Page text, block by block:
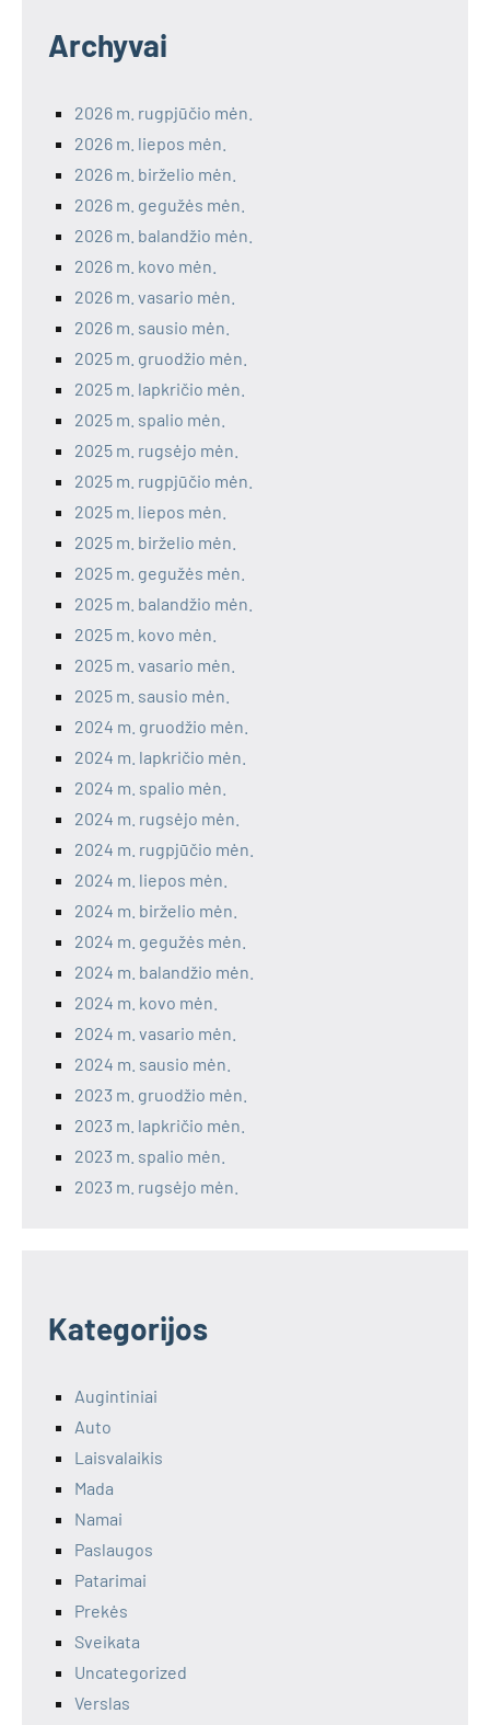
Archyvai
2026 m. rugpjūčio mėn.
2026 m. liepos mėn.
2026 m. birželio mėn.
2026 m. gegužės mėn.
2026 m. balandžio mėn.
2026 m. kovo mėn.
2026 m. vasario mėn.
2026 m. sausio mėn.
2025 m. gruodžio mėn.
2025 m. lapkričio mėn.
2025 m. spalio mėn.
2025 m. rugsėjo mėn.
2025 m. rugpjūčio mėn.
2025 m. liepos mėn.
2025 m. birželio mėn.
2025 m. gegužės mėn.
2025 m. balandžio mėn.
2025 m. kovo mėn.
2025 m. vasario mėn.
2025 m. sausio mėn.
2024 m. gruodžio mėn.
2024 m. lapkričio mėn.
2024 m. spalio mėn.
2024 m. rugsėjo mėn.
2024 m. rugpjūčio mėn.
2024 m. liepos mėn.
2024 m. birželio mėn.
2024 m. gegužės mėn.
2024 m. balandžio mėn.
2024 m. kovo mėn.
2024 m. vasario mėn.
2024 m. sausio mėn.
2023 m. gruodžio mėn.
2023 m. lapkričio mėn.
2023 m. spalio mėn.
2023 m. rugsėjo mėn.
Kategorijos
Augintiniai
Auto
Laisvalaikis
Mada
Namai
Paslaugos
Patarimai
Prekės
Sveikata
Uncategorized
Verslas